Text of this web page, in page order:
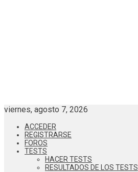
viernes, agosto 7, 2026
ACCEDER
REGISTRARSE
FOROS
TESTS
HACER TESTS
RESULTADOS DE LOS TESTS